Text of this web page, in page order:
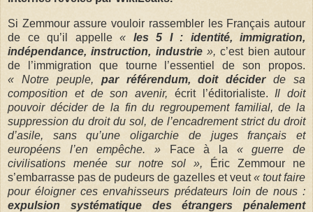
Si Zemmour assure vouloir rassembler les Français autour
de ce qu’il appelle « les 5 I : identité, immigration,
indépendance, instruction, industrie », c’est bien autour
de l’immigration que tourne l’essentiel de son propos.
« Notre peuple, par référendum, doit déciderde sa
composition et de son avenir, écrit l’éditorialiste.Il doit
pouvoir décider de la fin du regroupement familial, de la
suppression du droit du sol, de l’encadrement strict du droit
d’asile, sans qu’une oligarchie de juges français et
européens l’en empêche. » Face à la « guerre de
civilisations menée sur notre sol »,
Éric Zemmour ne
s’embarrasse pas de pudeurs de gazelles et veut« tout faire
pour éloigner ces envahisseurs prédateurs loin de nous :
expulsion systématique des étrangers pénalement